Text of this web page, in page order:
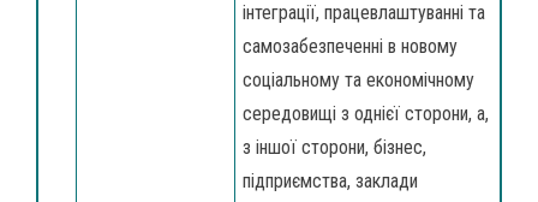
інтеграції, працевлаштуванні та
самозабезпеченні в новому
соціальному та економічному
середовищі з однієї сторони, а,
з іншої сторони, бізнес,
підприємства, заклади